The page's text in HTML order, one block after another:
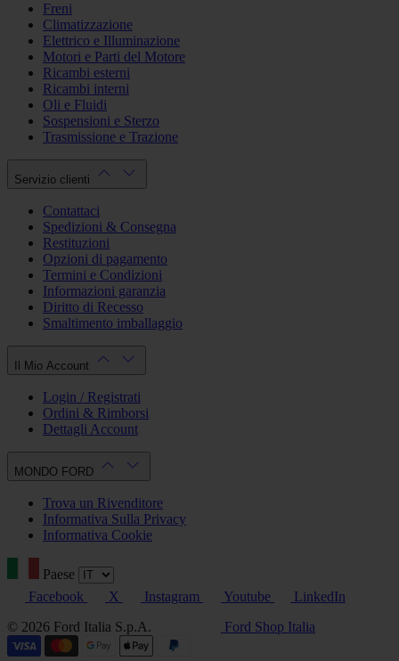
Freni
Climatizzazione
Elettrico e Illuminazione
Motori e Parti del Motore
Ricambi esterni
Ricambi interni
Oli e Fluidi
Sospensioni e Sterzo
Trasmissione e Trazione
Servizio clienti
Contattaci
Spedizioni & Consegna
Restituzioni
Opzioni di pagamento
Termini e Condizioni
Informazioni garanzia
Diritto di Recesso
Smaltimento imballaggio
Il Mio Account
Login / Registrati
Ordini & Rimborsi
Dettagli Account
MONDO FORD
Trova un Rivenditore
Informativa Sulla Privacy
Informativa Cookie
Paese
Facebook
X Instagram Youtube
LinkedIn
© 2026 Ford Italia S.p.A.
Ford Shop Italia